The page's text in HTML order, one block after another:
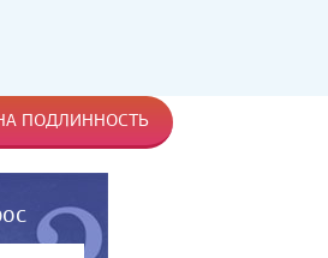
ПОДЛИННОСТЬ